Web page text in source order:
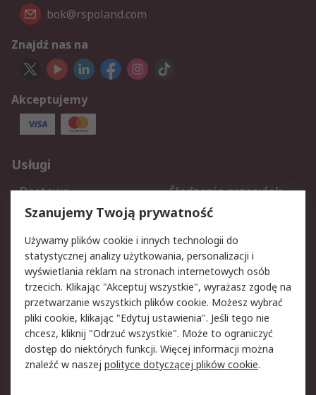
bok@rspoland.com
Znajdź nas na
Akceptujemy
Usługi
Dostawa
Śledzenie przesyłek
Reklamacje i zwroty
Rejestracja
Aspekty prawne
Bezpieczeństwo e-
maila
Polityka dotycząca
plików cookie
Polityka prywatności
Użytkowanie witryny
Zastrzeżenia prawne
Warunki Sprzedaży
Szanujemy Twoją prywatność
Używamy plików cookie i innych technologii do
statystycznej analizy użytkowania, personalizacji i
wyświetlania reklam na stronach internetowych osób
trzecich. Klikając "Akceptuj wszystkie", wyrażasz zgodę na
przetwarzanie wszystkich plików cookie. Możesz wybrać
pliki cookie, klikając "Edytuj ustawienia". Jeśli tego nie
chcesz, kliknij "Odrzuć wszystkie". Może to ograniczyć
dostęp do niektórych funkcji. Więcej informacji można
znaleźć w naszej polityce dotyczącej plików cookie.